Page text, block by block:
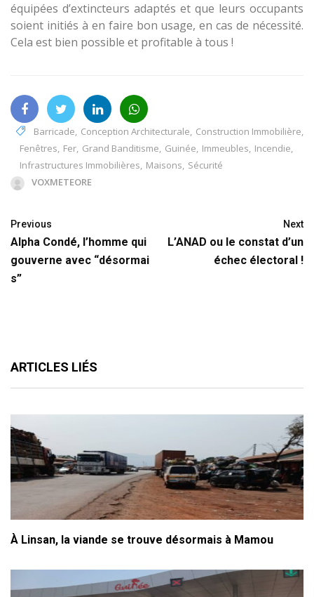
équipées d’extincteurs adaptés et que leurs occupants
soient initiés à en faire bon usage, en cas de nécessité.
Cela est bien possible et profitable à tous !
Barricade, Conception Architecturale, Construction Immobilière,
Fenêtres, Fer, Grand Banditisme, Guinée, Immeubles, Incendie,
Infrastructures Immobilières, Maisons, Sécurité
VOXMETEORE
Previous
Alpha Condé, l’homme qui
gouverne avec “désormai
s”
Next
L’ANAD ou le constat d’un
échec électoral !
ARTICLES LIÉS
À Linsan, la viande se trouve désormais à Mamou